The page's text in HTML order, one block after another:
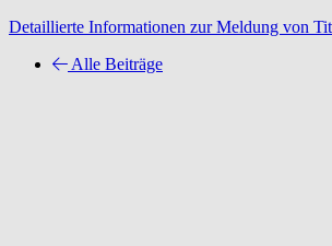
Detaillierte Informationen zur Meldung von
Alle Beiträge